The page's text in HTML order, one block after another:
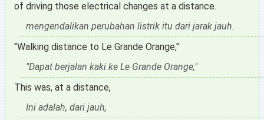
of driving those electrical changes at a distance.
mengendalikan perubahan listrik itu dari jarak jauh.
"Walking distance to Le Grande Orange,"
"Dapat berjalan kaki ke Le Grande Orange,"
This was, at a distance,
Ini adalah, dari jauh,